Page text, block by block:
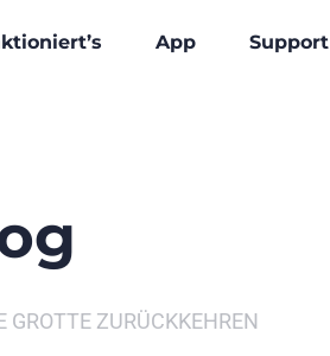
App Support
ZURÜCKKEHREN